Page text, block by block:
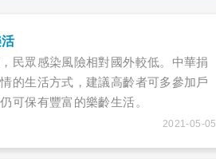
民眾感染風險相對國外較低。中華捐
的生活方式，建議高齡者可多參加戶
可保有豐富的樂齡生活。
2021-05-05